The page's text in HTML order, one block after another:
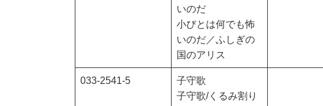
いのだ
小びとは何でも怖
いのだ／ふしぎの
国のアリス
033-2541-5
子守歌
子守歌/くるみ割り